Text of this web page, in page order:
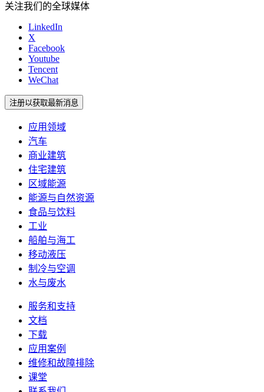
关注我们的全球媒体
LinkedIn
X
Facebook
Youtube
Tencent
WeChat
注册以获取最新消息
应用领域
汽车
商业建筑
住宅建筑
区域能源
能源与自然资源
食品与饮料
工业
船舶与海工
移动液压
制冷与空调
水与废水
服务和支持
文档
下载
应用案例
维修和故障排除
课堂